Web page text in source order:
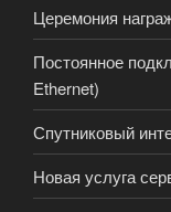
Церемония
Постоянное
Ethernet)
Спутниковый
Новая услуга